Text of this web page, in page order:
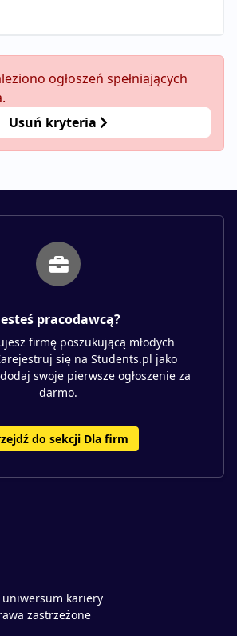
ogłoszeń spełniających
Usuń kryteria
pracodawcą?
firmę poszukującą młodych
się na Students.pl jako
swoje pierwsze ogłoszenie za
darmo.
do sekcji Dla firm
kariery
zastrzeżone